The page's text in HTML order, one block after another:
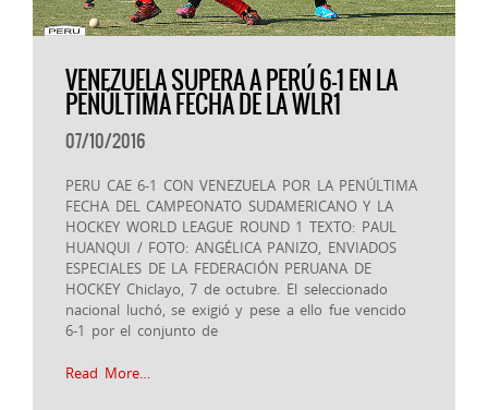
VENEZUELA SUPERA A PERÚ 6-1 EN LA
PENÚLTIMA FECHA DE LA WLR1
07/10/2016
PERU CAE 6-1 CON VENEZUELA POR LA PENÚLTIMA
FECHA DEL CAMPEONATO SUDAMERICANO Y LA
HOCKEY WORLD LEAGUE ROUND 1 TEXTO: PAUL
HUANQUI / FOTO: ANGÉLICA PANIZO, ENVIADOS
ESPECIALES DE LA FEDERACIÓN PERUANA DE
HOCKEY Chiclayo, 7 de octubre. El seleccionado
nacional luchó, se exigió y pese a ello fue vencido
6-1 por el conjunto de
Read More…